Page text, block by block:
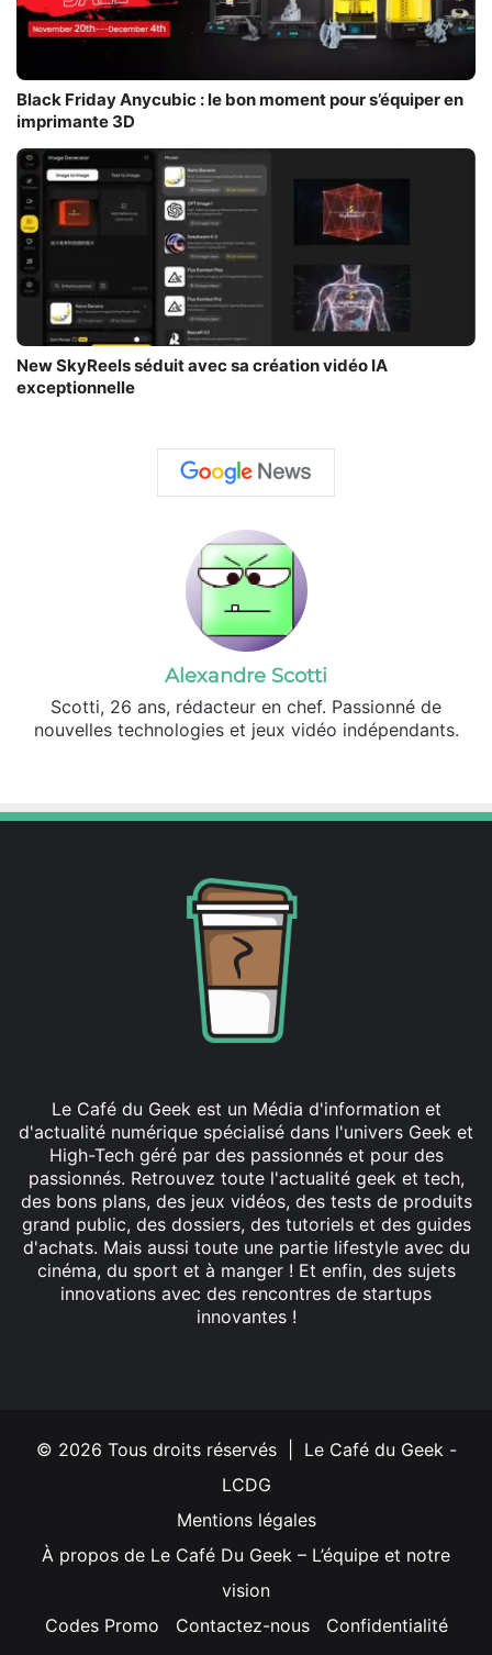
Black Friday Anycubic : le bon moment pour s’équiper en
imprimante 3D
New SkyReels séduit avec sa création vidéo IA
exceptionnelle
Alexandre Scotti
Scotti, 26 ans, rédacteur en chef. Passionné de
nouvelles technologies et jeux vidéo indépendants.
Le Café du Geek est un Média d'information et
d'actualité numérique spécialisé dans l'univers Geek et
High-Tech géré par des passionnés et pour des
passionnés. Retrouvez toute l'actualité geek et tech,
des bons plans, des jeux vidéos, des tests de produits
grand public, des dossiers, des tutoriels et des guides
d'achats. Mais aussi toute une partie lifestyle avec du
cinéma, du sport et à manger ! Et enfin, des sujets
innovations avec des rencontres de startups
innovantes !
© 2026 Tous droits réservés | Le Café du Geek -
LCDG
Mentions légales
À propos de Le Café Du Geek – L’équipe et notre
vision
Codes Promo
Contactez-nous Confidentialité